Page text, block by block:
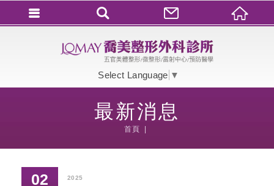
Select Language ▼
最新消息
首頁
2025
02
會員登入(燈箱)
加入會員
忘記密碼
密碼修改